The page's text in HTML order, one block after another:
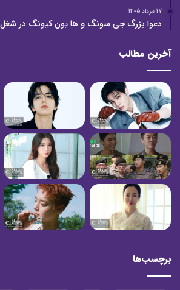
17 مرداد 1405
دعوا بزرگ جی سونگ و ها یون کیونگ در شغل
آخرین مطالب
برچسب‌ها